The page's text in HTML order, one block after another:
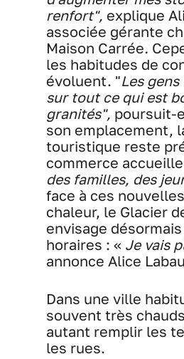
renfort", explique
associée gérante
Maison Carrée.
les habitudes de
évoluent. "Les
sur tout ce qui est
granités", poursuit-
son emplacement,
touristique reste
commerce
des familles, des
face à ces
chaleur, le Glacier
envisage
horaires : « Je vais
annonce Alice
Dans une ville
souvent très
autant remplir les
les rues.